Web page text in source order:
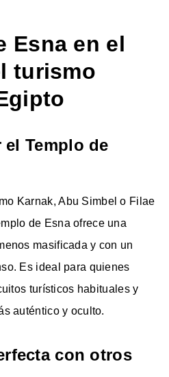
Esna en el
turismo
Templo de
Karnak, Abu Simbel o Filae
de Esna ofrece una
masificada y con un
Es ideal para quienes
turísticos habituales y
auténtico y oculto.
con otros